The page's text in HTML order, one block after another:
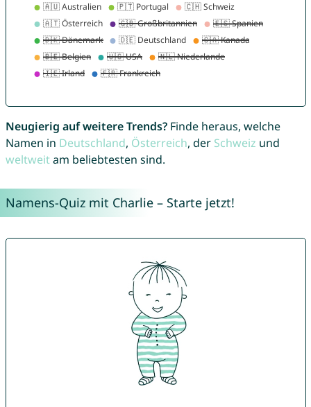
Neugierig auf weitere Trends?Finde heraus, welche
Namen in Deutschland, Österreich, der Schweiz und
weltweitam beliebtesten sind.
Namens-Quiz mit Charlie – Starte jetzt!